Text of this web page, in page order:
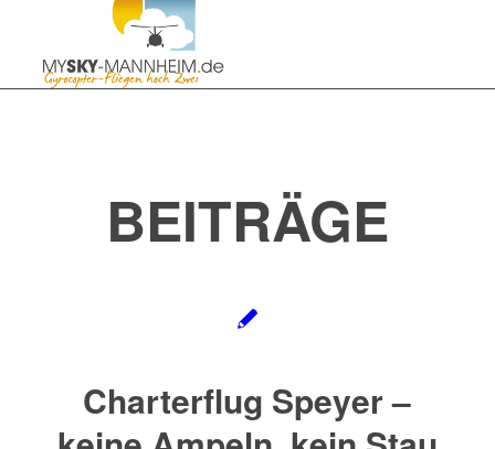
BEITRÄGE
Charterflug Speyer –